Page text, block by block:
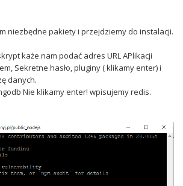
niezbędne pakiety i przejdziemy do instalacji.
każe nam podać adres URL APlikacji
Sekretne hasło, pluginy ( klikamy enter) i
danych.
Nie klikamy enter! wpisujemy redis.